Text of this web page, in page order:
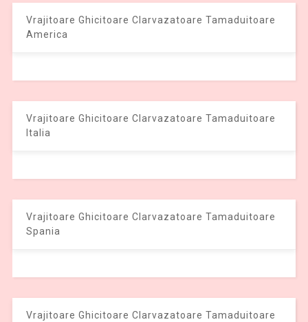
Vrajitoare Ghicitoare Clarvazatoare Tamaduitoare
America
Vrajitoare Ghicitoare Clarvazatoare Tamaduitoare
Italia
Vrajitoare Ghicitoare Clarvazatoare Tamaduitoare
Spania
Vrajitoare Ghicitoare Clarvazatoare Tamaduitoare